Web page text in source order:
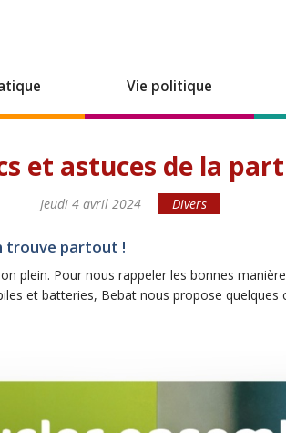
Vie politique
et astuces de la part
Jeudi 4 avril 2024 Divers
trouve partout !
plein. Pour nous rappeler les bonnes
et batteries, Bebat nous propose quelques